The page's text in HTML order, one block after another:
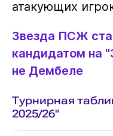
атакующих
Звезда ПСЖ
кандидатом на
не Дембеле
Турнирная
2025/26"